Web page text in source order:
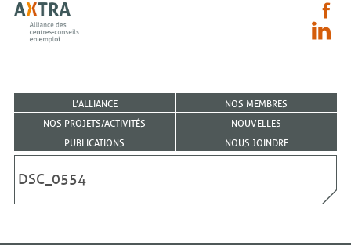
L’ALLIANCE
NOS MEMBRES
NOS PROJETS/ACTIVITÉS
NOUVELLES
PUBLICATIONS
NOUS JOINDRE
DSC_0554